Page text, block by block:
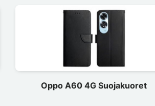
Oppo A60 4G Suojakuoret